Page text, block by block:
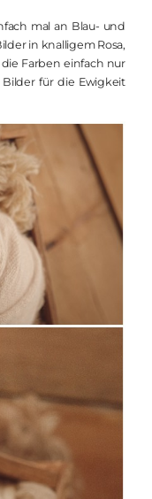
mal an Blau- und
in knalligem Rosa,
Farben einfach nur
für die Ewigkeit